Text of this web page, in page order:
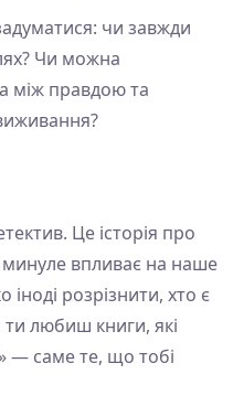
чи завжди
Чи можна
між правдою та
Це історія про
минуле впливає на наше
іноді розрізнити, хто є
любиш книги, які
— саме те, що тобі